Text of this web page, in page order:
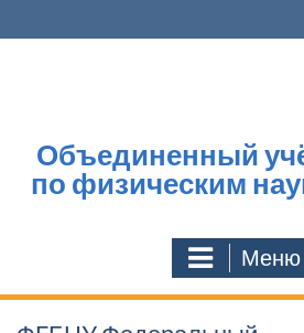
к
Объединенный
по физическим
Меню